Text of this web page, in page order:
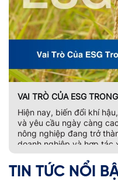
VAI TRÒ CỦA ESG
Hiện nay, biến đổi khí
và yêu cầu ngày càng
nông nghiệp đang trở
doanh nghiệp và hợp tác
bộ tiêu chí đánh giá phát
TIN TỨC NỔI